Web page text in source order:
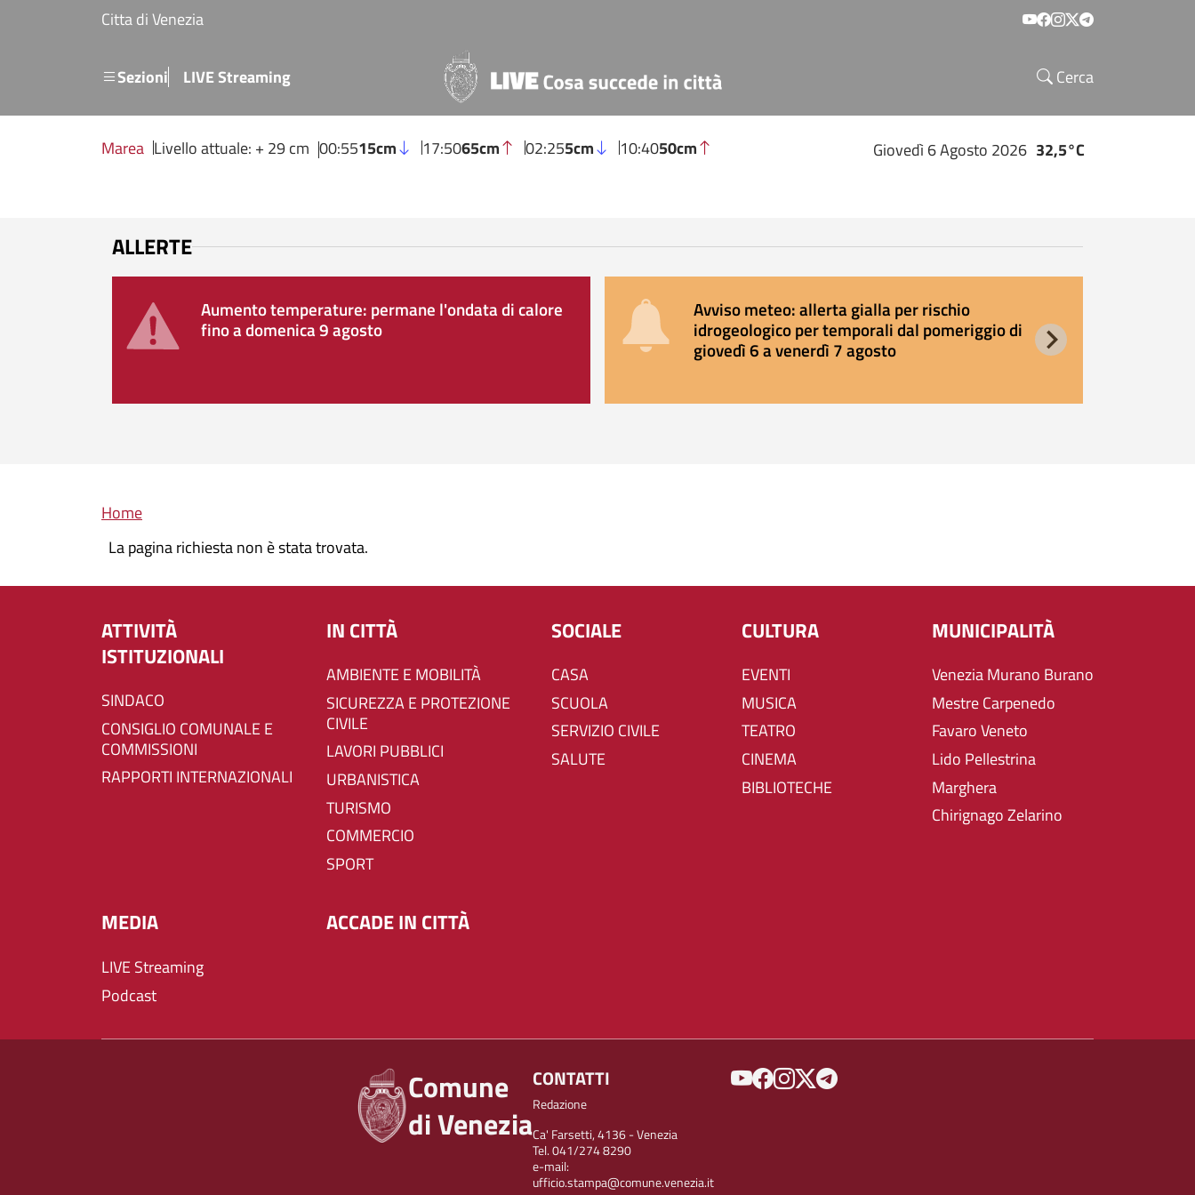
Salta al contenuto principale
Citta di Venezia Social menu
SezioniMenu secondario
LIVE Streaming Cerca
Marea Livello attuale: + 29 cm 00:5515cm 17:5065cm 02:255cm 10:4050cm Giovedì 6 Agosto 2026 32,5°C
ALLERTE
Aumento temperature: permane l'ondata di calore
fino a domenica 9 agosto
Avviso meteo: allerta gialla per rischio
idrogeologico per temporali dal pomeriggio di
giovedì 6 a venerdì 7 agosto
Briciole di pane
Home
La pagina richiesta non è stata trovata.
ATTIVITÀ
ISTITUZIONALI
SINDACO
CONSIGLIO COMUNALE E
COMMISSIONI
RAPPORTI INTERNAZIONALI
IN CITTÀ
AMBIENTE E MOBILITÀ
SICUREZZA E PROTEZIONE
CIVILE
LAVORI PUBBLICI
URBANISTICA
TURISMO
COMMERCIO
SPORT
SOCIALE
CASA
SCUOLA
SERVIZIO CIVILE
SALUTE
CULTURA
EVENTI
MUSICA
TEATRO
CINEMA
BIBLIOTECHE
MUNICIPALITÀ
Venezia Murano Burano
Mestre Carpenedo
Favaro Veneto
Lido Pellestrina
Marghera
Chirignago Zelarino
MEDIA
LIVE Streaming
Podcast
ACCADE IN CITTÀ
Comune
di Venezia
CONTATTI
Redazione
Ca' Farsetti, 4136 - Venezia
Tel. 041/274 8290
e-mail:
ufficio.stampa@comune.venezia.it
SOCIAL MENU